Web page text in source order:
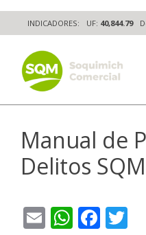
to
content
INDICADORES: UF: 40,844.79
The worldwide business formula
Manual de
Delitos
Email